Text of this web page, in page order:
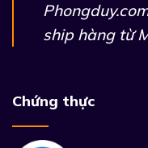
ship hàng từ
Chứng thực